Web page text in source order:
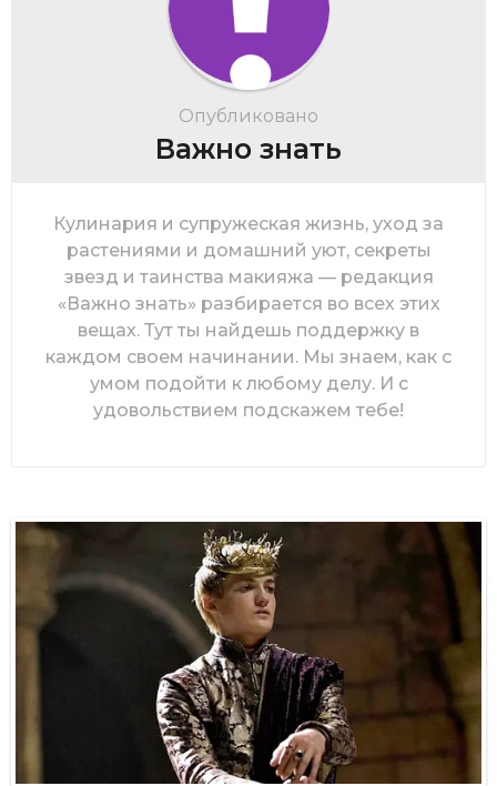
Опубликовано
Важно знать
Кулинария и супружеская жизнь, уход за
растениями и домашний уют, секреты
звезд и таинства макияжа — редакция
«Важно знать» разбирается во всех этих
вещах. Тут ты найдешь поддержку в
каждом своем начинании. Мы знаем, как с
умом подойти к любому делу. И с
удовольствием подскажем тебе!